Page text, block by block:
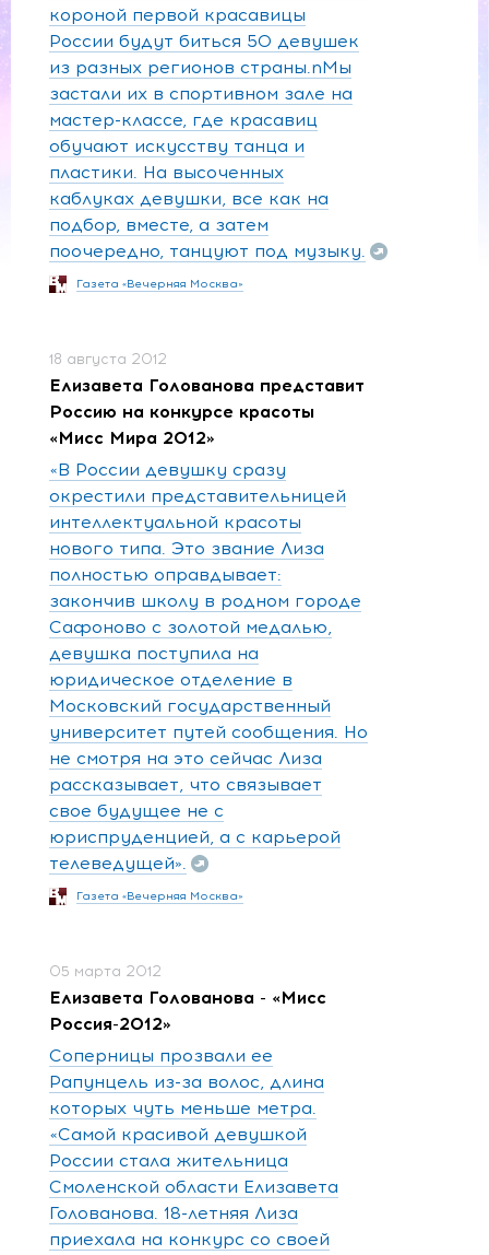
короной первой красавицы
России будут биться 50 девушек
из разных регионов страны.nМы
застали их в спортивном зале на
мастер-классе, где красавиц
обучают искусству танца и
пластики. На высоченных
каблуках девушки, все как на
подбор, вместе, а затем
поочередно, танцуют под музыку.
Газета «Вечерняя Москва»
18 августа 2012
Елизавета Голованова представит
Россию на конкурсе красоты
«Мисс Мира 2012»
«В России девушку сразу
окрестили представительницей
интеллектуальной красоты
нового типа. Это звание Лиза
полностью оправдывает:
закончив школу в родном городе
Сафоново с золотой медалью,
девушка поступила на
юридическое отделение в
Московский государственный
университет путей сообщения. Но
не смотря на это сейчас Лиза
рассказывает, что связывает
свое будущее не с
юриспруденцией, а с карьерой
телеведущей».
Газета «Вечерняя Москва»
05 марта 2012
Елизавета Голованова - «Мисс
Россия-2012»
Соперницы прозвали ее
Рапунцель из-за волос, длина
которых чуть меньше метра.
«Самой красивой девушкой
России стала жительница
Смоленской области Елизавета
Голованова. 18-летняя Лиза
приехала на конкурс со своей